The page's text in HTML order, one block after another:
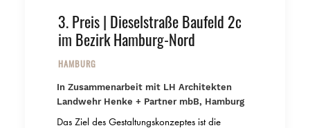
© GTL
3. Preis | Dieselstraße Baufeld 2c
im Bezirk Hamburg-Nord
HAMBURG
In Zusammenarbeit mit LH Architekten
Landwehr Henke + Partner mbB, Hamburg
Das Ziel des Gestaltungskonzeptes ist die